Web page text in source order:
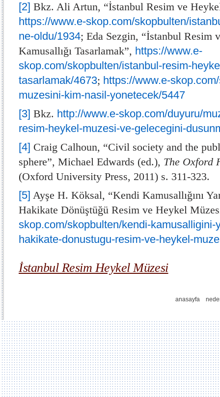
[2] Bkz. Ali Artun, “İstanbul Resim ve
https://www.e-skop.com/skopbulten/
ne-oldu/1934; Eda Sezgin, “İstanbul Resim
Kamusallığı Tasarlamak”, https://www.e-
skop.com/skopbulten/istanbul-resim-
tasarlamak/4673; https://www.e-
muzesini-kim-nasil-yonetecek/5447
[3] Bkz. http://www.e-skop.com/duyuru/
resim-heykel-muzesi-ve-gelecegini-
[4] Craig Calhoun, “Civil society and the
sphere”, Michael Edwards (ed.), The Oxford
(Oxford University Press, 2011) s. 311-323.
[5] Ayşe H. Köksal, “Kendi Kamusallığını
Hakikate Dönüştüğü Resim ve Heykel
skop.com/skopbulten/kendi-kamusalligini-
hakikate-donustugu-resim-ve-heykel-
İstanbul Resim Heykel Müzesi
anasayfa